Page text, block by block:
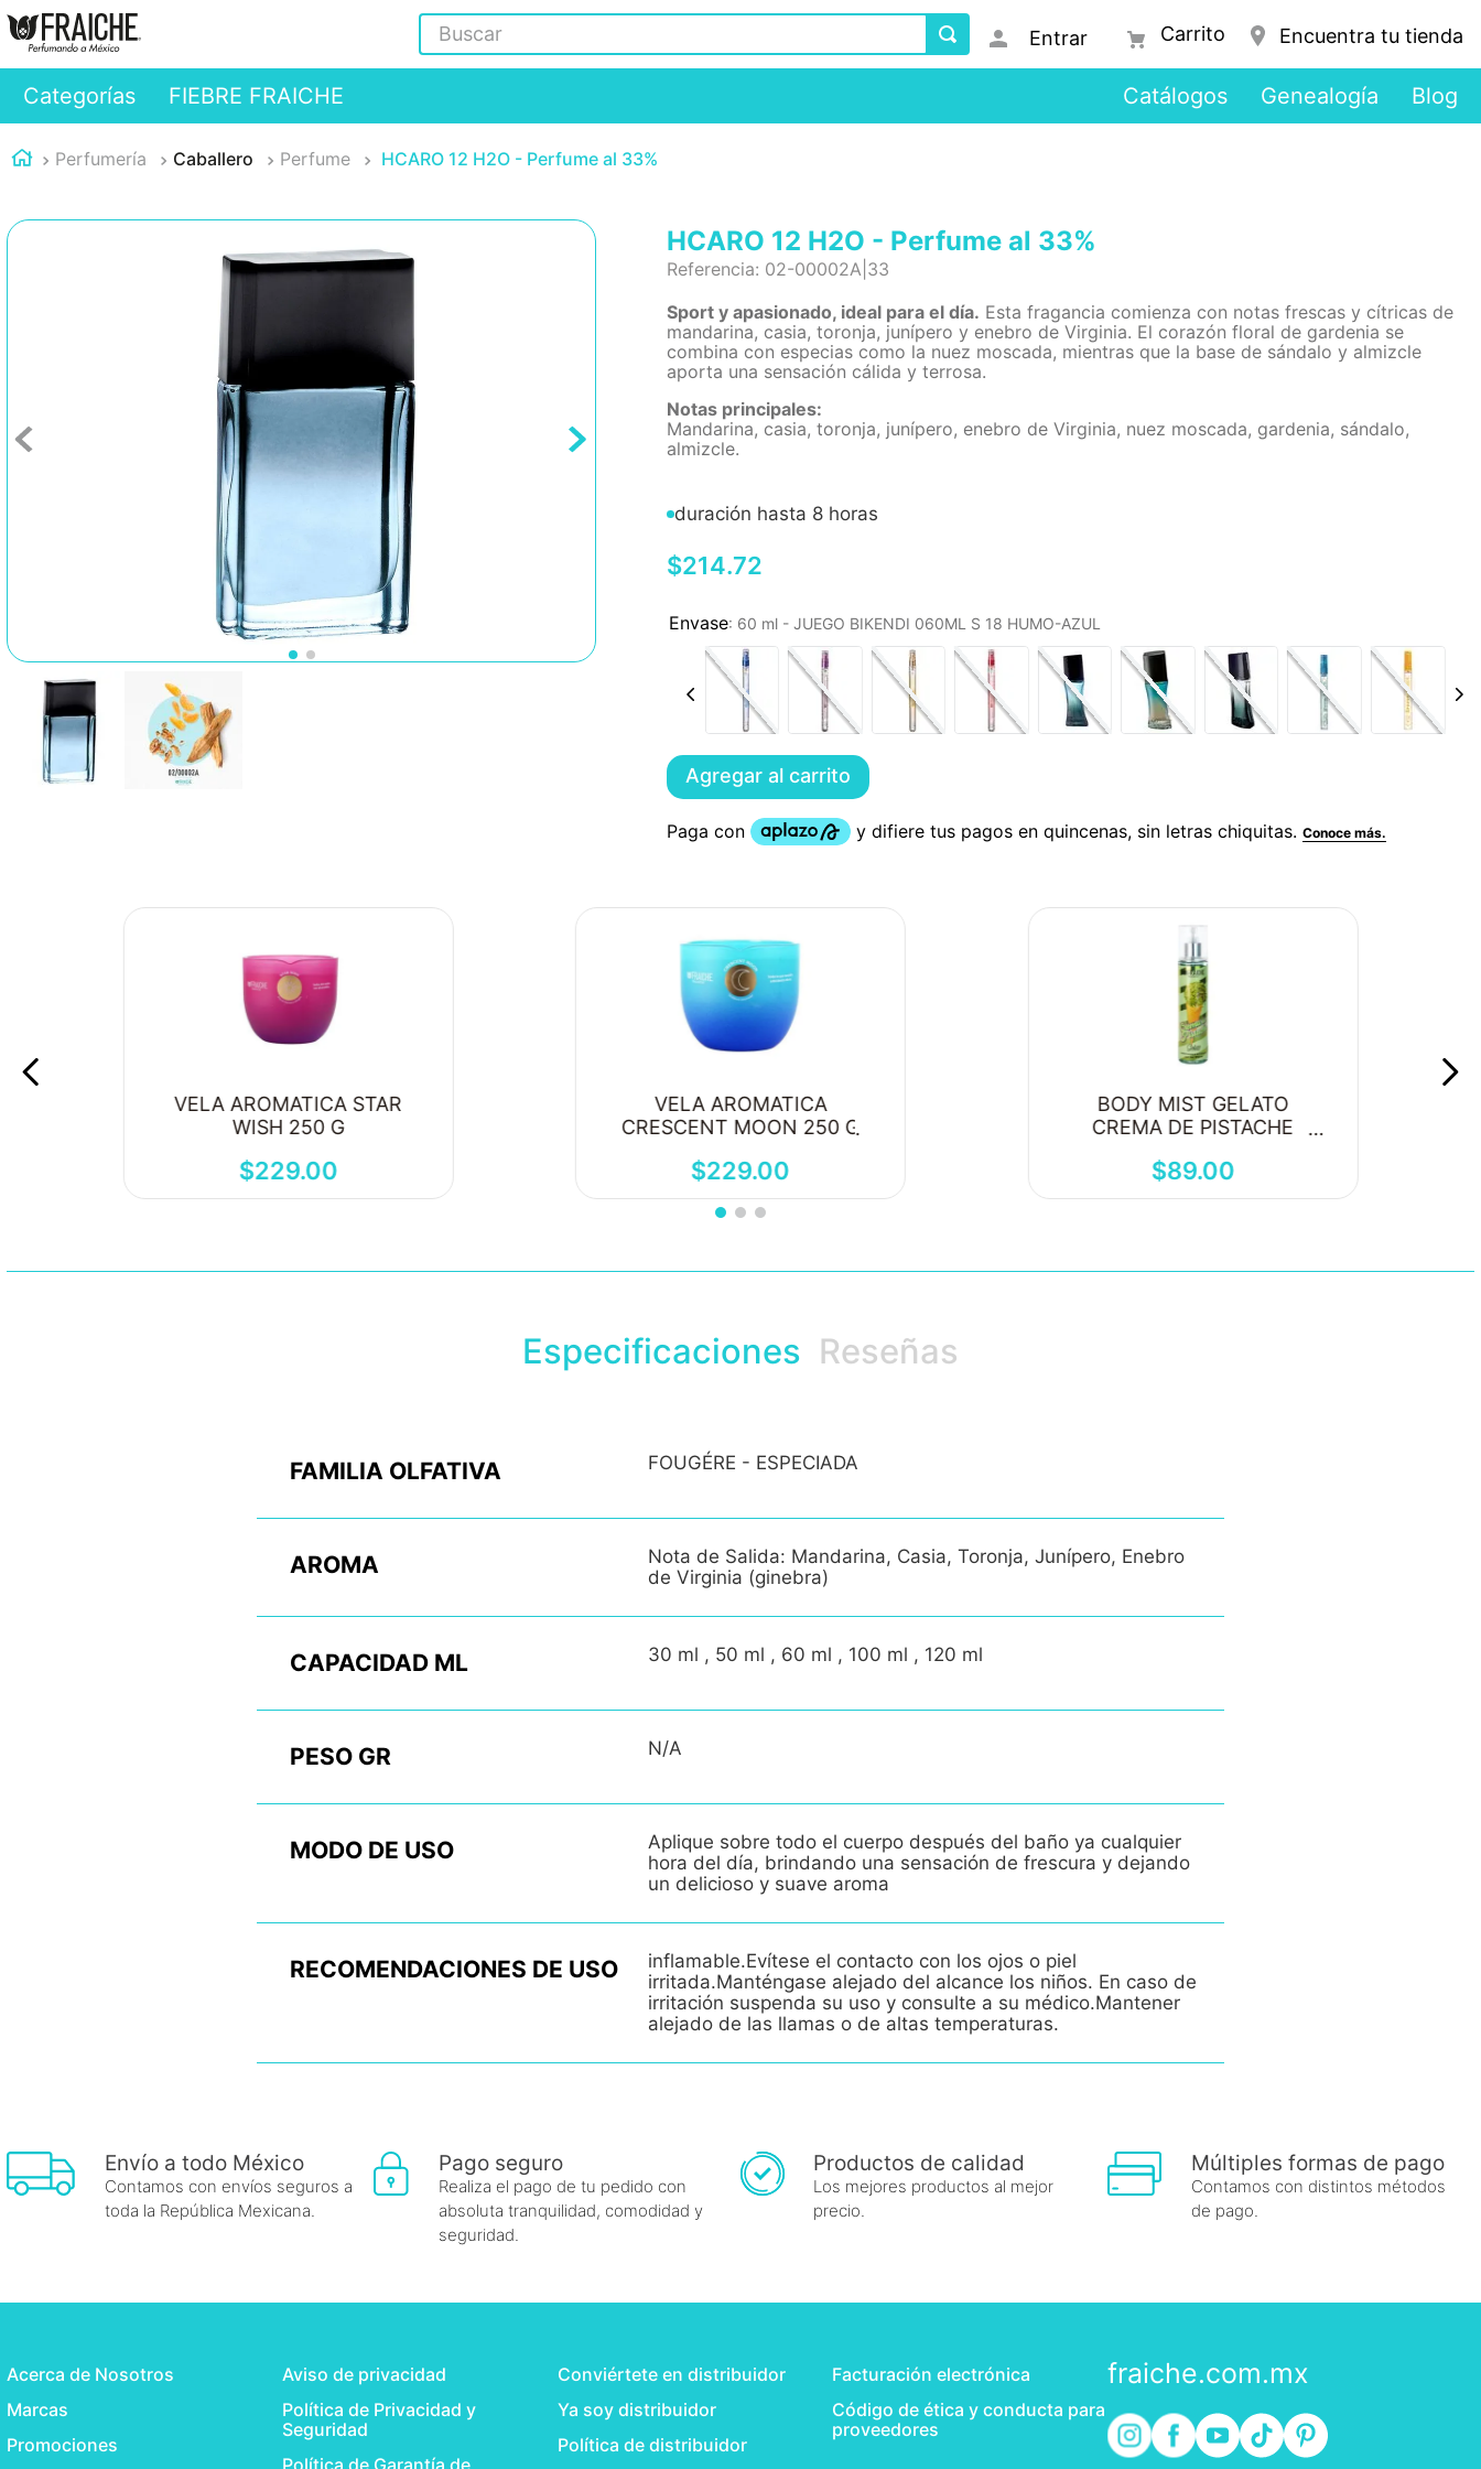
Buscar
Entrar Encuentra tu tienda
Categorías FIEBRE FRAICHE Catálogos Genealogía Blog
Perfumería Caballero Perfume HCARO 12 H2O - Perfume al 33%
HCARO 12 H2O - Perfume al 33%
Referencia: 02-00002A|33
Sport y apasionado, ideal para el día. Esta fragancia comienza con notas frescas y cítricas de
mandarina, casia, toronja, junípero y enebro de Virginia. El corazón floral de gardenia se
combina con especias como la nuez moscada, mientras que la base de sándalo y almizcle
aporta una sensación cálida y terrosa.
Notas principales:
Mandarina, casia, toronja, junípero, enebro de Virginia, nuez moscada, gardenia, sándalo,
almizcle.
duración hasta 8 horas
$214.72
: 60 ml - JUEGO BIKENDI 060ML S 18 HUMO-AZUL
Agregar al carrito
VELA AROMATICA STAR
WISH 250 G
$229.00
VELA AROMATICA
CRESCENT MOON 250 G
$229.00
BODY MIST GELATO
CREMA DE PISTACHE
$89.00
Especificaciones Reseñas
FAMILIA OLFATIVA FOUGÉRE - ESPECIADA
AROMA
Nota de Salida: Mandarina, Casia, Toronja, Junípero, Enebro
de Virginia (ginebra)
CAPACIDAD ML 30 ml , 50 ml , 60 ml , 100 ml , 120 ml
PESO GR N/A
MODO DE USO
Aplique sobre todo el cuerpo después del baño ya cualquier
hora del día, brindando una sensación de frescura y dejando
un delicioso y suave aroma
RECOMENDACIONES DE USO
inflamable.Evítese el contacto con los ojos o piel
irritada.Manténgase alejado del alcance los niños. En caso de
irritación suspenda su uso y consulte a su médico.Mantener
alejado de las llamas o de altas temperaturas.
Envío a todo México
Contamos con envíos seguros a
toda la República Mexicana.
Pago seguro
Realiza el pago de tu pedido con
absoluta tranquilidad, comodidad y
seguridad.
Productos de calidad
Los mejores productos al mejor
precio.
Múltiples formas de pago
Contamos con distintos métodos
de pago.
Acerca de Nosotros
Marcas
Promociones
Aviso de privacidad
Política de Privacidad y
Seguridad
Política de Garantía de
Conviértete en distribuidor
Ya soy distribuidor
Política de distribuidor
Facturación electrónica
Código de ética y conducta para
proveedores
fraiche.com.mx